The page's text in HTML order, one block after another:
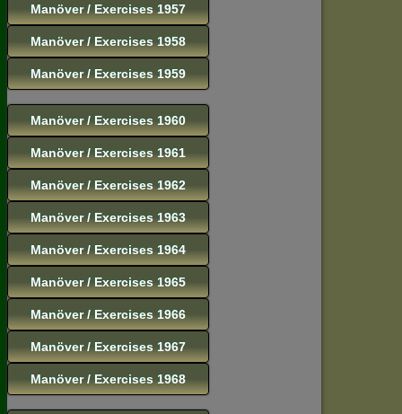
Manöver / Exercises 1957
Manöver / Exercises 1958
Manöver / Exercises 1959
Manöver / Exercises 1960
Manöver / Exercises 1961
Manöver / Exercises 1962
Manöver / Exercises 1963
Manöver / Exercises 1964
Manöver / Exercises 1965
Manöver / Exercises 1966
Manöver / Exercises 1967
Manöver / Exercises 1968